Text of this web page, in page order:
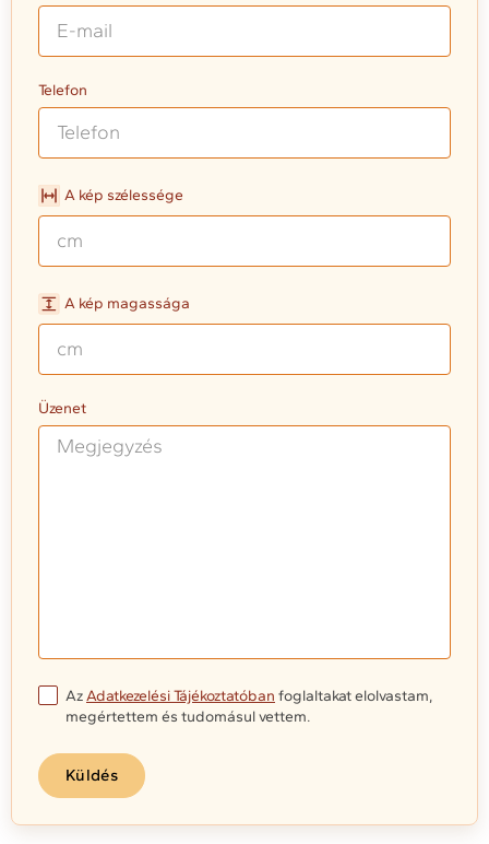
Telefon
A kép szélessége
A kép magassága
Üzenet
AzAdatkezelési Tájékoztatóban foglaltakat elolvastam,
megértettem és tudomásul vettem.
Küldés